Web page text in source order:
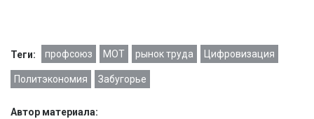
Теги: профсоюз МОТ рынок труда Цифровизация
Политэкономия Забугорье
Автор материала: